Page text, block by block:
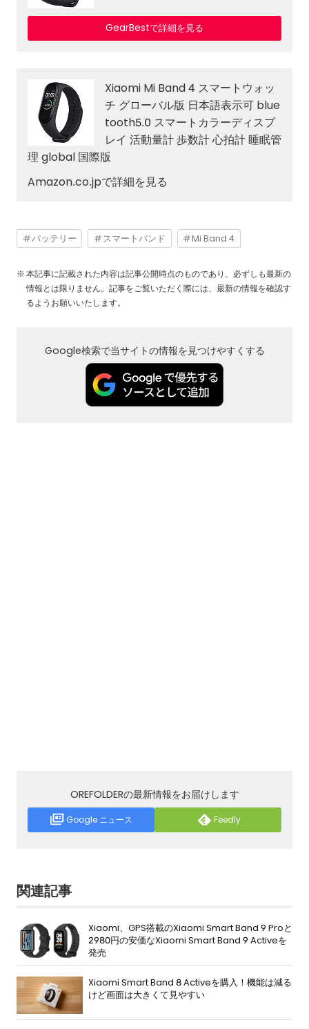
GearBestで詳細を見る
Xiaomi Mi Band 4 スマートウォッ
チ グローバル版 日本語表示可 blue
tooth5.0 スマートカラーディスプ
レイ 活動量計 歩数計 心拍計 睡眠管
理 global 国際版
Amazon.co.jpで詳細を見る
バッテリー スマートバンド Mi Band 4
本記事に記載された内容は記事公開時点のものであり、必ずしも最新の
情報とは限りません。記事をご覧いただく際には、最新の情報を確認す
るようお願いいたします。
Google検索で当サイトの情報を見つけやすくする
OREFOLDERの最新情報をお届けします
Google ニュース Feedly
関連記事
Xiaomi、GPS搭載のXiaomi Smart Band 9 Proと
2980円の安価なXiaomi Smart Band 9 Activeを
発売
Xiaomi Smart Band 8 Activeを購入！機能は減る
けど画面は大きくて見やすい